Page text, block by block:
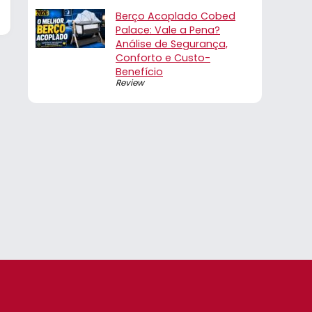
Berço Acoplado Cobed
Palace: Vale a Pena?
Análise de Segurança,
Conforto e Custo-
Benefício
Review